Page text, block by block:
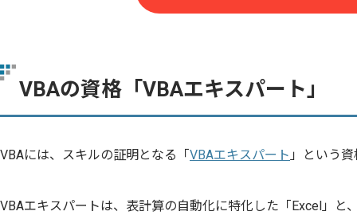
VBAの資格「VBAエキスパート」
VBAには、スキルの証明となる「VBAエキスパート 」という
VBAエキスパートは、表計算の自動化に特化した「Excel」と